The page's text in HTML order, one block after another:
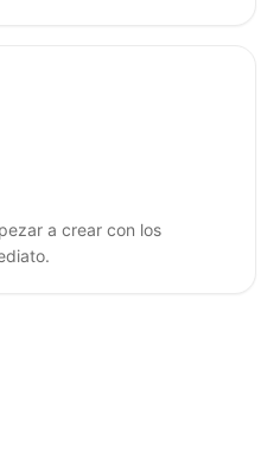
a crear con los